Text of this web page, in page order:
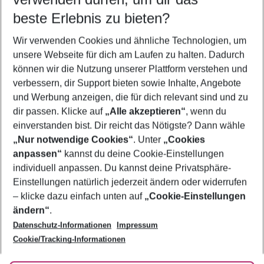
5-8 Nächte
2 Erwachsene Keine Kinder
Mehr Filter anzeigen
Footer
Footer navigation
Über uns
AGB
Bestpreisgarantie
Cookie-Einstellungen ändern
Cookie-Richtlinie
Agenturbetreuung
Barrierefreies Reisen
Folge uns
beste Erlebnis zu bieten?
Wir verwenden Cookies und ähnliche Technologien, um
unsere Webseite für dich am Laufen zu halten. Dadurch
können wir die Nutzung unserer Plattform verstehen und
verbessern, dir Support bieten sowie Inhalte, Angebote
und Werbung anzeigen, die für dich relevant sind und zu
dir passen. Klicke auf „Alle akzeptieren“, wenn du
einverstanden bist. Dir reicht das Nötigste? Dann wähle
„Nur notwendige Cookies“. Unter „Cookies
anpassen“ kannst du deine Cookie-Einstellungen
individuell anpassen. Du kannst deine Privatsphäre-
Einstellungen natürlich jederzeit ändern oder widerrufen
– klicke dazu einfach unten auf „Cookie-Einstellungen
ändern“.
Datenschutz-Informationen
Impressum
Cookie/Tracking-Informationen